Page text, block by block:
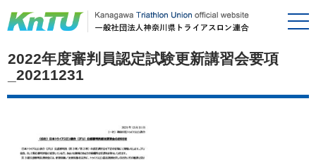
2022年度審判員認定試験更新講習会要項
_20211231